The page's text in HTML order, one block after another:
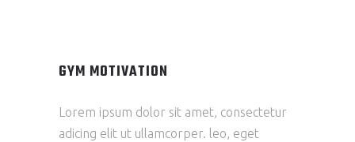
GYM MOTIVATION
Lorem ipsum dolor sit amet, consectetur
adicing elit ut ullamcorper. leo, eget